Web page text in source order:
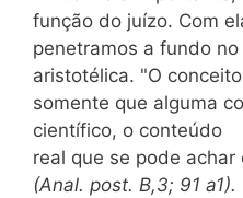
função do juízo. Com
penetramos a fundo
aristotélica. "O
somente que alguma
científico, o conteúdo
real que se pode
(Anal. post. B,3; 91 a1).